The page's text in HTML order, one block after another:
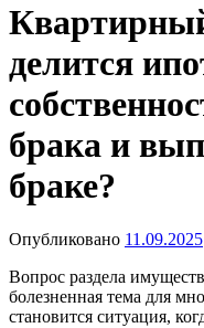
делится
брака и
браке?
Опубликовано 11.09.2025
Вопрос раздела
болезненная тема для
становится ситуация,